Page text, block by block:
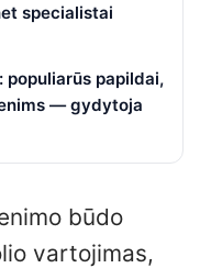
specialistai
populiarūs papildai,
— gydytoja
būdo
vartojimas,